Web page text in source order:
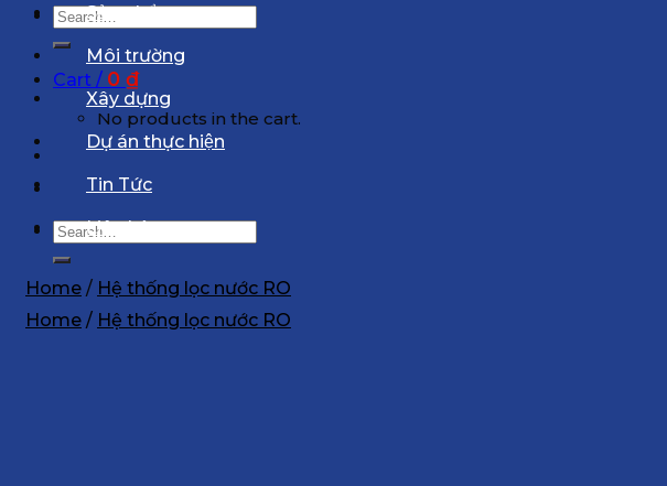
Search
for:
Cart / 0 ₫
No products in the cart.
Search
for:
Sản phẩm
Môi trường
Xây dựng
Dự án thực hiện
Tin Tức
Liên hệ
Home / Hệ thống lọc nước RO
Home / Hệ thống lọc nước RO